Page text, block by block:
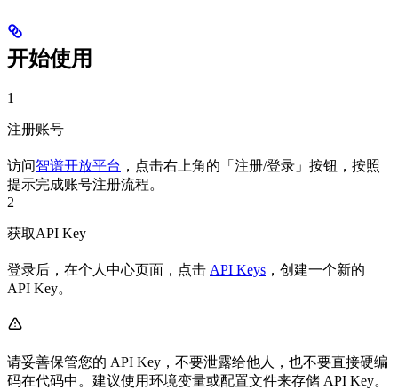
开始使用
1
注册账号
访问智谱开放平台 ，点击右上角的「注册/登录」按钮，按照
提示完成账号注册流程。
2
获取API Key
登录后，在个人中心页面，点击 API Keys ，创建一个新的
API Key。
请妥善保管您的 API Key，不要泄露给他人，也不要直接硬编
码在代码中。建议使用环境变量或配置文件来存储 API Key。